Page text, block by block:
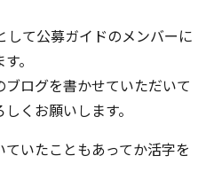
及びプレゼン
」に無料で
申し込み
して公募ガイドのメンバーに
。
ログを書かせていただいて
くお願いします。
いたこともあってか活字を